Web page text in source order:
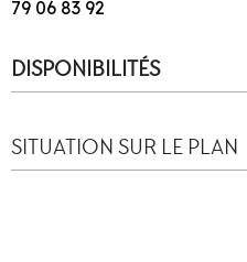
79 06 83 92
DISPONIBILITÉS
SITUATION SUR LE PLAN